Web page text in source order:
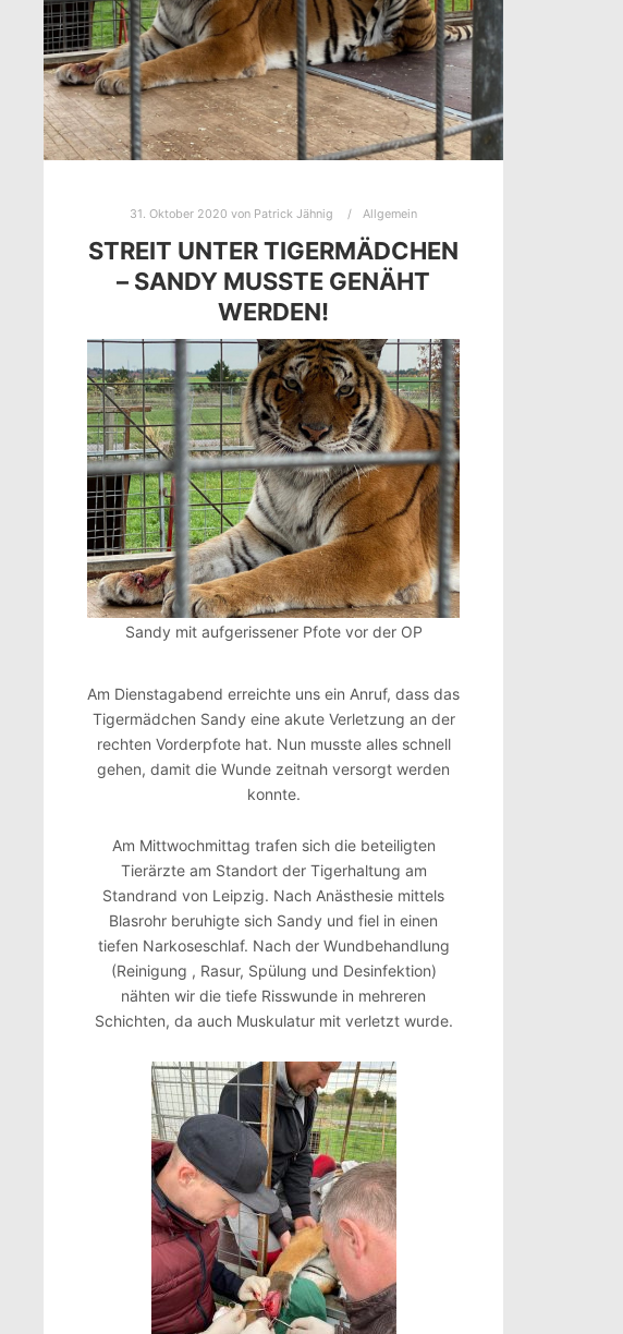
31. Oktober 2020 von Patrick Jähnig Allgemein
STREIT UNTER TIGERMÄDCHEN
– SANDY MUSSTE GENÄHT
WERDEN!
Sandy mit aufgerissener Pfote vor der OP
Am Dienstagabend erreichte uns ein Anruf, dass das
Tigermädchen Sandy eine akute Verletzung an der
rechten Vorderpfote hat. Nun musste alles schnell
gehen, damit die Wunde zeitnah versorgt werden
konnte.
Am Mittwochmittag trafen sich die beteiligten
Tierärzte am Standort der Tigerhaltung am
Standrand von Leipzig. Nach Anästhesie mittels
Blasrohr beruhigte sich Sandy und fiel in einen
tiefen Narkoseschlaf. Nach der Wundbehandlung
(Reinigung , Rasur, Spülung und Desinfektion)
nähten wir die tiefe Risswunde in mehreren
Schichten, da auch Muskulatur mit verletzt wurde.